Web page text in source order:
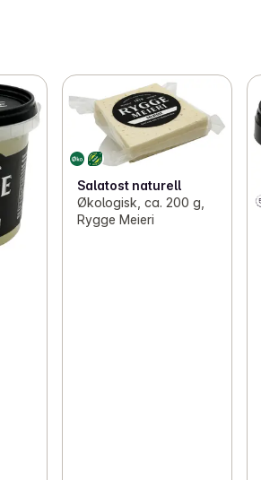
Salatost naturell
Økologisk, ca. 200 g,
Rygge Meieri